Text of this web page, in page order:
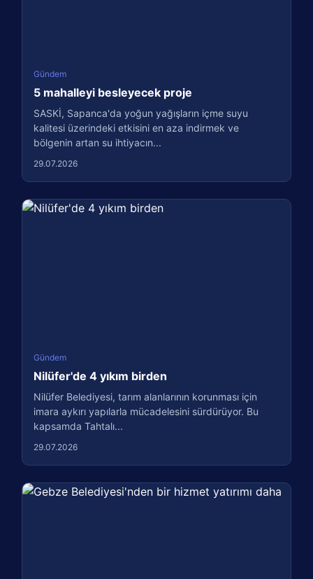
Gündem
5 mahalleyi besleyecek proje
SASKİ, Sapanca'da yoğun yağışların içme suyu
kalitesi üzerindeki etkisini en aza indirmek ve
bölgenin artan su ihtiyacın...
29.07.2026
Gündem
Nilüfer'de 4 yıkım birden
Nilüfer Belediyesi, tarım alanlarının korunması için
imara aykırı yapılarla mücadelesini sürdürüyor. Bu
kapsamda Tahtalı...
29.07.2026